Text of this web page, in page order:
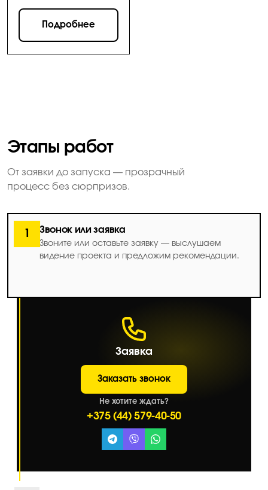
Подробнее
Этапы работ
От заявки до запуска — прозрачный
процесс без сюрпризов.
1 Звонок или заявка
Звоните или оставьте заявку — выслушаем
видение проекта и предложим рекомендации.
Заявка
Заказать звонок
Не хотите ждать?
+375 (44) 579-40-50